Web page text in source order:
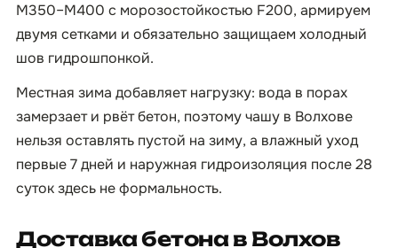
М350–М400 с морозостойкостью F200, армируем
двумя сетками и обязательно защищаем холодный
шов гидрошпонкой.
Местная зима добавляет нагрузку: вода в порах
замерзает и рвёт бетон, поэтому чашу в Волхове
нельзя оставлять пустой на зиму, а влажный уход
первые 7 дней и наружная гидроизоляция после 28
суток здесь не формальность.
Доставка бетона в Волхов